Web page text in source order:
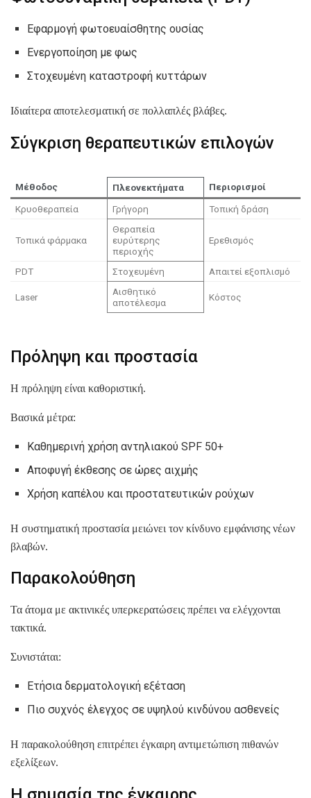
Εφαρμογή φωτοευαίσθητης ουσίας
Ενεργοποίηση με φως
Στοχευμένη καταστροφή κυττάρων
Ιδιαίτερα αποτελεσματική σε πολλαπλές βλάβες.
Σύγκριση θεραπευτικών επιλογών
Μέθοδος Πλεονεκτήματα
Περιορισμοί
Κρυοθεραπεία
Γρήγορη Τοπική δράση
Τοπικά φάρμακα
Θεραπεία
ευρύτερης
περιοχής
Ερεθισμός
PDT Στοχευμένη Απαιτεί εξοπλισμό
Laser
Αισθητικό
αποτέλεσμα
Κόστος
Πρόληψη και προστασία
Η πρόληψη είναι καθοριστική.
Βασικά μέτρα:
Καθημερινή χρήση αντηλιακού SPF 50+
Αποφυγή έκθεσης σε ώρες αιχμής
Χρήση καπέλου και προστατευτικών ρούχων
Η συστηματική προστασία μειώνει τον κίνδυνο εμφάνισης νέων
βλαβών.
Παρακολούθηση
Τα άτομα με ακτινικές υπερκερατώσεις πρέπει να ελέγχονται
τακτικά.
Συνιστάται:
Ετήσια δερματολογική εξέταση
Πιο συχνός έλεγχος σε υψηλού κινδύνου ασθενείς
Η παρακολούθηση επιτρέπει έγκαιρη αντιμετώπιση πιθανών
εξελίξεων.